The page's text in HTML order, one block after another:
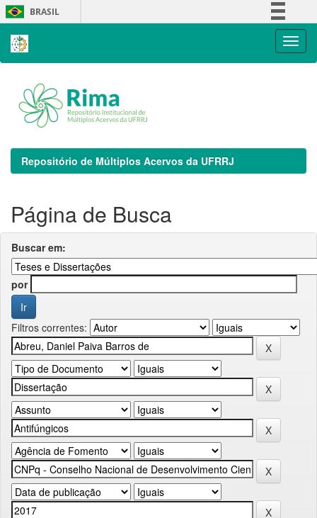
Skip
navigation
BRASIL
Repositório de Múltiplos Acervos da UFRRJ
Página de Busca
Buscar em:
por
Filtros correntes: